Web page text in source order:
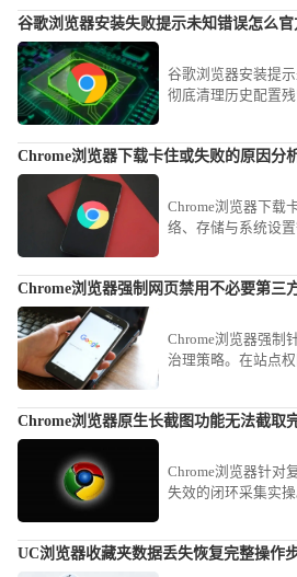
谷歌浏览器安装失败提示未知错误怎么官
谷歌浏览器安装提
彻底清理历史配置
Chrome浏览器下载卡住或失败的原因分
Chrome浏览器下载
络、存储与系统设
Chrome浏览器强制网页禁用不必要第三
Chrome浏览器强制
治理策略。在站点
Chrome浏览器原生长截图功能无法截取
Chrome浏览器针对
失效的闭环采集实
UC浏览器收藏夹数据丢失恢复完整操作